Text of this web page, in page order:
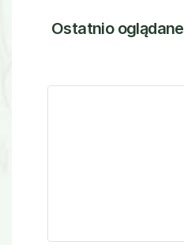
Ostatnio oglądane